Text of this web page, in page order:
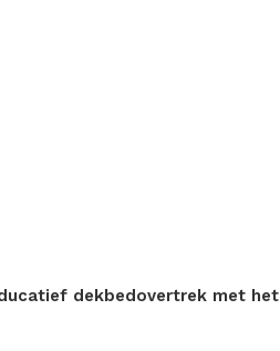
dekbedovertrek met het